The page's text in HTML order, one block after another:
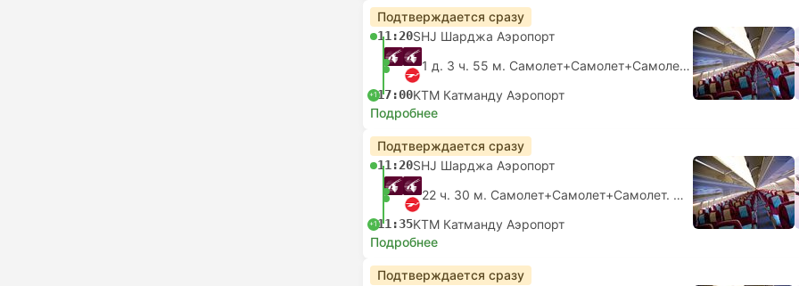
Подтверждается сразу
11:20SHJ Шарджа Аэропорт
1 д. 3 ч. 55 м. Самолет+Самолет+Самолет.
+117:00KTM Катманду Аэропорт
Подробнее
Подтверждается сразу
11:20SHJ Шарджа Аэропорт
22 ч. 30 м. Самолет+Самолет+Самолет.
Самостоятельная
+111:35KTM Катманду Аэропорт
Подробнее
Подтверждается сразу